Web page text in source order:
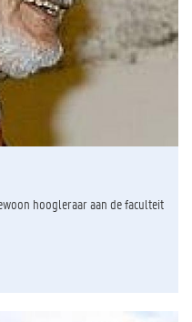
r
k
hoogleraar aan de faculteit